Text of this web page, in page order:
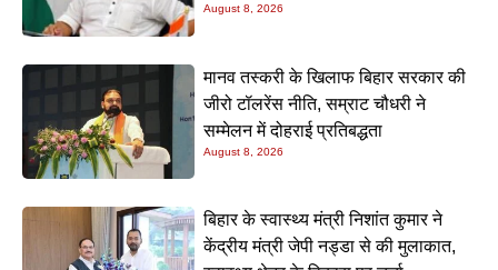
नीतीश मिश्रा
August 8, 2026
मानव तस्करी के खिलाफ बिहार सरकार की
जीरो टॉलरेंस नीति, सम्राट चौधरी ने
सम्मेलन में दोहराई प्रतिबद्धता
August 8, 2026
बिहार के स्वास्थ्य मंत्री निशांत कुमार ने
केंद्रीय मंत्री जेपी नड्डा से की मुलाकात,